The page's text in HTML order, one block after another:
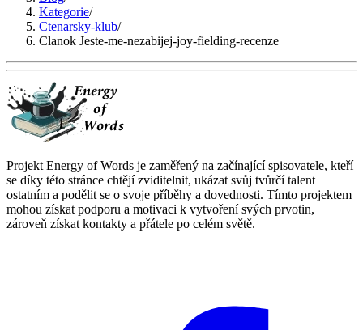
Kategorie/
Ctenarsky-klub/
Clanok Jeste-me-nezabijej-joy-fielding-recenze
Projekt Energy of Words je zaměřený na začínající spisovatele, kteří
se díky této stránce chtějí zviditelnit, ukázat svůj tvůrčí talent
ostatním a podělit se o svoje příběhy a dovednosti. Tímto projektem
mohou získat podporu a motivaci k vytvoření svých prvotin,
zároveň získat kontakty a přátele po celém světě.